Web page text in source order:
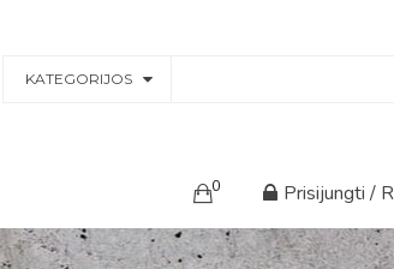
KATEGORIJOS
0 Prisijungti /